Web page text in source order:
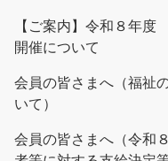
【ご案内】令和８年
開催について
会員の皆さまへ（福祉
いて）
会員の皆さまへ（令和